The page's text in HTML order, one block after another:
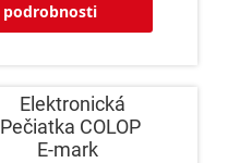
podrobnosti
Elektronická
Pečiatka COLOP
E-mark